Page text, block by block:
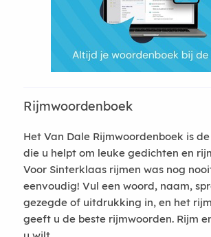
Rijmwoordenboek
Het Van Dale Rijmwoordenboek is
die u helpt om leuke gedichten en
Voor Sinterklaas rijmen was nog
eenvoudig! Vul een woord, naam,
gezegde of uitdrukking in, en het
geeft u de beste rijmwoorden. Rijm